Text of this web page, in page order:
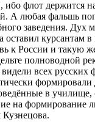
ибо флот держится
А любая фальшь
заведения. Дух
оставил курсантам в
к России и такую
полноводной
всех русских
в училище,
на формирование